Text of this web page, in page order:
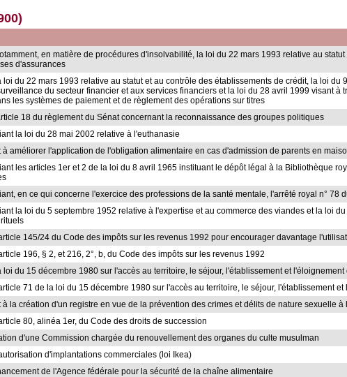
en matière de procédures d'insolvabilité, la loi du 22 mars 1993 relative au
d'assurances
loi du 22 mars 1993 relative au statut et au contrôle des établissements de crédit, la loi
du secteur financier et aux services financiers et la loi du 28 avril 1999 visant
les systèmes de paiement et de règlement des opérations sur titres
18 du règlement du Sénat concernant la reconnaissance des groupes politiques
la loi du 28 mai 2002 relative à l'euthanasie
à améliorer l'application de l'obligation alimentaire en cas d'admission de parents en
les articles 1er et 2 de la loi du 8 avril 1965 instituant le dépôt légal à la Bibliothèque
en ce qui concerne l'exercice des professions de la santé mentale, l'arrêté royal n°
la loi du 5 septembre 1952 relative à l'expertise et au commerce des viandes et la loi
145/24 du Code des impôts sur les revenus 1992 pour encourager davantage
196, § 2, et 216, 2°, b, du Code des impôts sur les revenus 1992
loi du 15 décembre 1980 sur l'accès au territoire, le séjour, l'établissement et l'éloignement
71 de la loi du 15 décembre 1980 sur l'accès au territoire, le séjour, l'établissement
à la création d'un registre en vue de la prévention des crimes et délits de nature sexuelle
80, alinéa 1er, du Code des droits de succession
d'une Commission chargée du renouvellement des organes du culte musulman
d'implantations commerciales (loi Ikea)
de l'Agence fédérale pour la sécurité de la chaîne alimentaire